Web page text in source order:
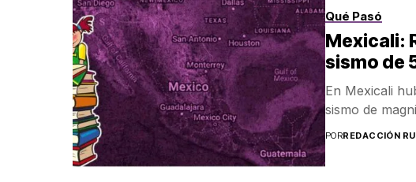
Qué Pasó
Mexicali:
sismo de
En Mexicali
sismo de
PORREDACCIÓN